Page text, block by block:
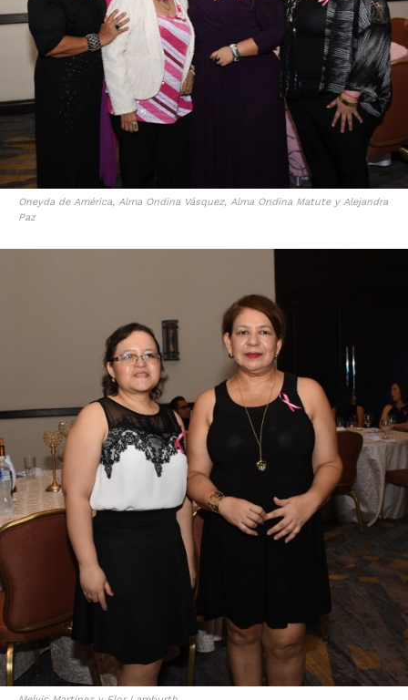
Oneyda de América, Alma Ondina Vásquez, Alma Ondina Matute y Alejandra
Paz